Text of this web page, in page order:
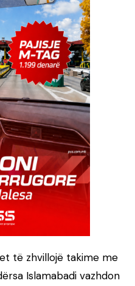
të zhvillojë takime me
Islamabadi vazhdon